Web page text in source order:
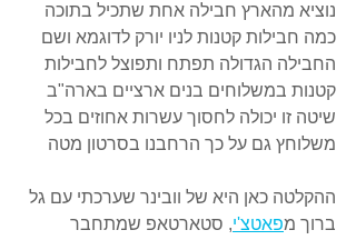
נוציא מהארץ חבילה אחת שתכיל בתוכה
כמה חבילות קטנות לניו יורק לדוגמא ושם
החבילה הגדולה תפתח ותפוצל לחבילות
קטנות במשלוחים בנים ארציים בארה"ב
שיטה זו יכולה לחסוך עשרות אחוזים בכל
משלוחץ גם על כך הרחבנו בסרטון מטה
ההקלטה כאן היא של וובינר שערכתי עם גל
ברוך מפאטצ'י, סטארטאפ שמתחבר